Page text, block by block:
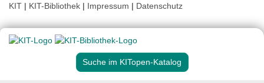
KIT | KIT-Bibliothek | Impressum | Datenschutz
Suche im KITopen-Katalog